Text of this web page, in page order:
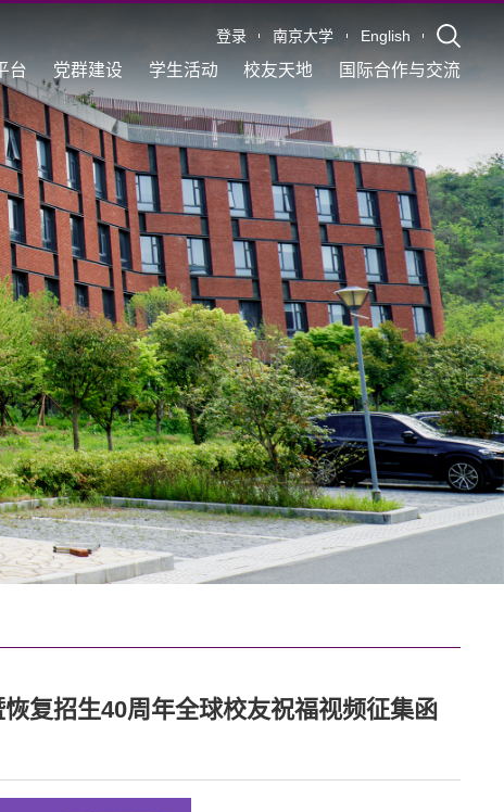
登录 南京大学 English
台 党群建设 学生活动 校友天地 国际合作与交流
复招生40周年全球校友祝福视频征集函